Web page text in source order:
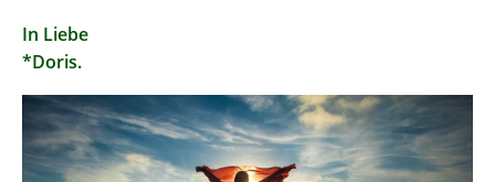
In Liebe
*Doris.